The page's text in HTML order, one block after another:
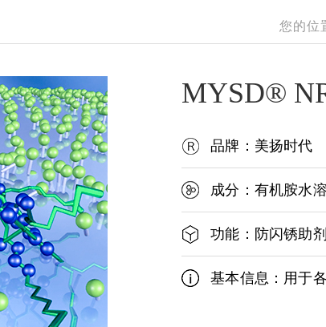
您的位
MYSD®
品牌：美扬时代
成分：有机胺水
功能：防闪锈助剂
基本信息：用于